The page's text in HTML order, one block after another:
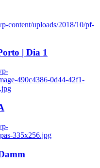
content/uploads/2018/10/pf-
| Dia 1
490c4386-0d44-42f1-
335x256.jpg